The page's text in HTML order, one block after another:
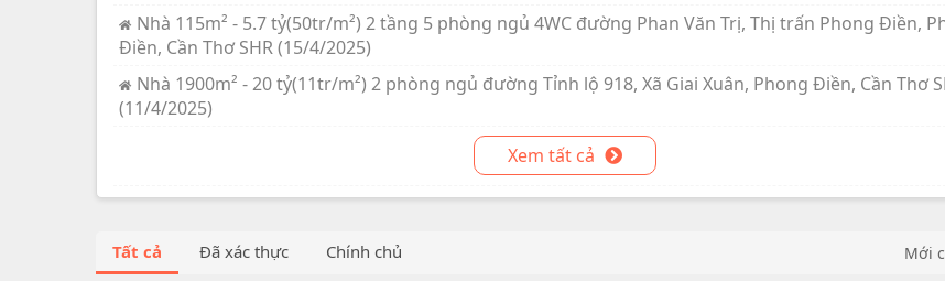
Nhà 115m² - 5.7 tỷ(50tr/m²) 2 tầng 5 phòng ngủ 4WC đường Phan Văn Trị, Thị trấn Phong Điền,
Điền, Cần Thơ SHR (15/4/2025)
Nhà 1900m² - 20 tỷ(11tr/m²) 2 phòng ngủ đường Tỉnh lộ 918, Xã Giai Xuân, Phong Điền, Cần Thơ
(11/4/2025)
Xem tất cả
Tất cả Đã xác thực Chính chủ Mới